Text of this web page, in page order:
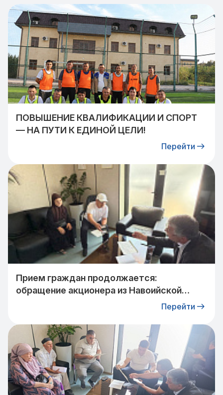
ПОВЫШЕНИЕ КВАЛИФИКАЦИИ И СПОРТ
— НА ПУТИ К ЕДИНОЙ ЦЕЛИ!
Перейти
Прием граждан продолжается:
обращение акционера из Навоийской
Перейти